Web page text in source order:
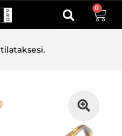
0
tilataksesi.